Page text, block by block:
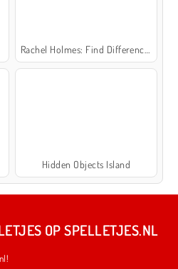
Hidden Objects Island
OP SPELLETJES.NL